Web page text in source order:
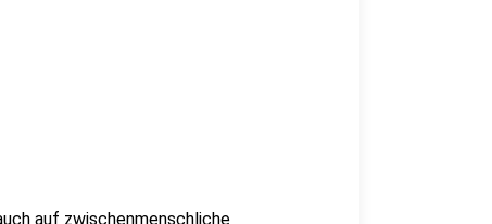
auf zwischenmenschliche